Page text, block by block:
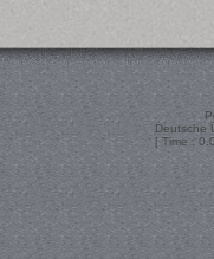
Deutsche
[ Time :